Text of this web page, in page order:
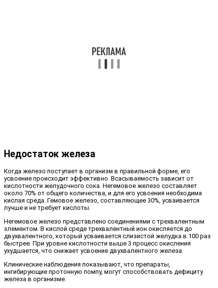
Недостаток железа
Когда железо поступает в организм в правильной форме, его
усвоение происходит эффективно. Всасываемость зависит от
кислотности желудочного сока. Негемовое железо составляет
около 70% от общего количества, и для его усвоения необходима
кислая среда. Гемовое железо, составляющее 30%, усваивается
лучше и не требует кислоты.
Негемовое железо представлено соединениями с трехвалентным
элементом. В кислой среде трехвалентный ион окисляется до
двухвалентного, который усваивается слизистой желудка в 100 раз
быстрее. При уровне кислотности выше 3 процесс окисления
ухудшается, что снижает усвоение двухвалентного железа.
Клинические наблюдения показывают, что препараты,
ингибирующие протонную помпу, могут способствовать дефициту
железа в организме.